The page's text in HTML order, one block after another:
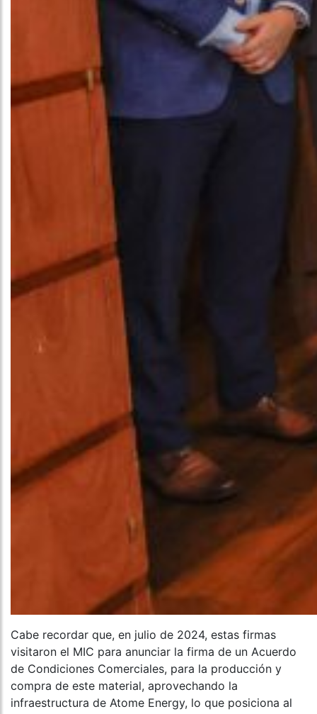
Cabe recordar que, en julio de 2024, estas firmas
visitaron el MIC para anunciar la firma de un Acuerdo
de Condiciones Comerciales, para la producción y
compra de este material, aprovechando la
infraestructura de Atome Energy, lo que posiciona al